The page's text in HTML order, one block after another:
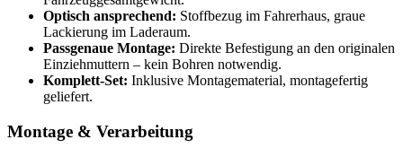
Optisch ansprechend: Stoffbezug im Fahrerhaus, graue
Lackierung im Laderaum.
Passgenaue Montage: Direkte Befestigung an den originalen
Einziehmuttern – kein Bohren notwendig.
Komplett-Set: Inklusive Montagematerial, montagefertig
geliefert.
Montage & Verarbeitung